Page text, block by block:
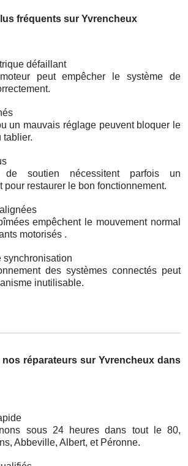
fréquents sur Yvrencheux
défaillant
peut empêcher le système de
un mauvais réglage peuvent bloquer le
tablier.
de soutien nécessitent parfois un
pour restaurer le bon fonctionnement.
empêchent le mouvement normal
motorisés .
synchronisation
des systèmes connectés peut
inutilisable.
réparateurs sur Yvrencheux dans
sous 24 heures dans tout le 80,
Abbeville, Albert, et Péronne.